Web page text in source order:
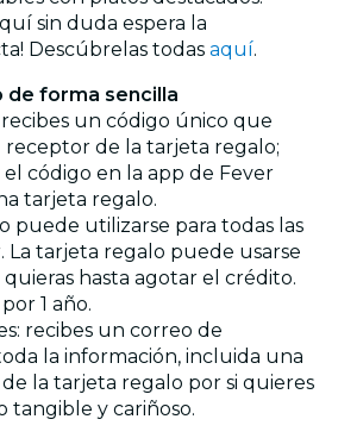
sin duda espera la
Descúbrelas todas aquí.
forma sencilla
un código único que
receptor de la tarjeta regalo;
código en la app de Fever
tarjeta regalo.
puede utilizarse para todas las
La tarjeta regalo puede usarse
hasta agotar el crédito.
1 año.
recibes un correo de
la información, incluida una
la tarjeta regalo por si quieres
y cariñoso.